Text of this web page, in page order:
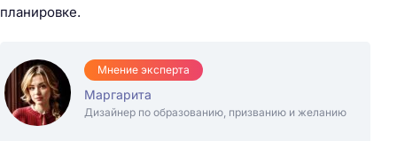
планировке.
Мнение эксперта
Маргарита
Дизайнер по образованию, призванию и желанию